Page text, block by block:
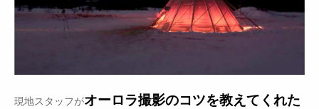
現地スタッフがオーロラ撮影のコツを教えてくれた